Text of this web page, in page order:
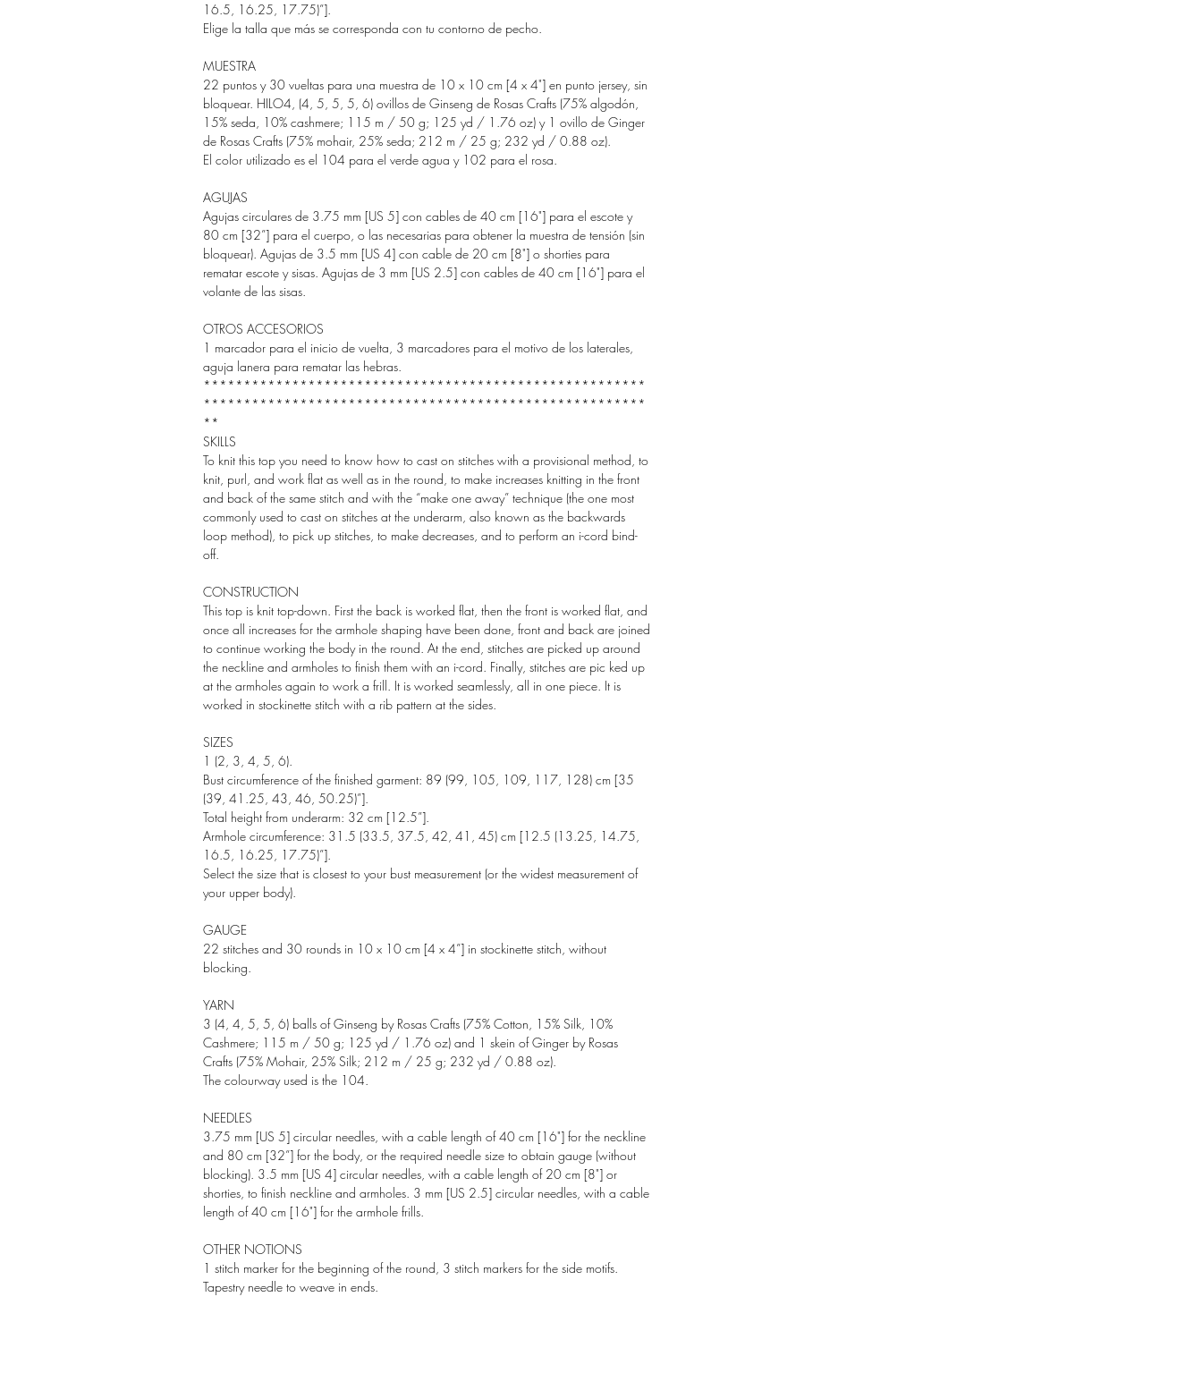
16.5, 16.25, 17.75)”].
Elige la talla que más se corresponda con tu contorno de pecho.
MUESTRA
22 puntos y 30 vueltas para una muestra de 10 x 10 cm [4 x 4"] en punto jersey, sin
bloquear. HILO4, (4, 5, 5, 5, 6) ovillos de Ginseng de Rosas Crafts (75% algodón,
15% seda, 10% cashmere; 115 m / 50 g; 125 yd / 1.76 oz) y 1 ovillo de Ginger
de Rosas Crafts (75% mohair, 25% seda; 212 m / 25 g; 232 yd / 0.88 oz).
El color utilizado es el 104 para el verde agua y 102 para el rosa.
AGUJAS
Agujas circulares de 3.75 mm [US 5] con cables de 40 cm [16"] para el escote y
80 cm [32”] para el cuerpo, o las necesarias para obtener la muestra de tensión (sin
bloquear). Agujas de 3.5 mm [US 4] con cable de 20 cm [8"] o shorties para
rematar escote y sisas. Agujas de 3 mm [US 2.5] con cables de 40 cm [16"] para el
volante de las sisas.
OTROS ACCESORIOS
1 marcador para el inicio de vuelta, 3 marcadores para el motivo de los laterales,
aguja lanera para rematar las hebras.
*******************************************************
*******************************************************
**
SKILLS
To knit this top you need to know how to cast on stitches with a provisional method, to
knit, purl, and work flat as well as in the round, to make increases knitting in the front
and back of the same stitch and with the “make one away” technique (the one most
commonly used to cast on stitches at the underarm, also known as the backwards
loop method), to pick up stitches, to make decreases, and to perform an i-cord bind-
off.
CONSTRUCTION
This top is knit top-down. First the back is worked flat, then the front is worked flat, and
once all increases for the armhole shaping have been done, front and back are joined
to continue working the body in the round. At the end, stitches are picked up around
the neckline and armholes to finish them with an i-cord. Finally, stitches are pic ked up
at the armholes again to work a frill. It is worked seamlessly, all in one piece. It is
worked in stockinette stitch with a rib pattern at the sides.
SIZES
1 (2, 3, 4, 5, 6).
Bust circumference of the finished garment: 89 (99, 105, 109, 117, 128) cm [35
(39, 41.25, 43, 46, 50.25)”].
Total height from underarm: 32 cm [12.5”].
Armhole circumference: 31.5 (33.5, 37.5, 42, 41, 45) cm [12.5 (13.25, 14.75,
16.5, 16.25, 17.75)”].
Select the size that is closest to your bust measurement (or the widest measurement of
your upper body).
GAUGE
22 stitches and 30 rounds in 10 x 10 cm [4 x 4”] in stockinette stitch, without
blocking.
YARN
3 (4, 4, 5, 5, 6) balls of Ginseng by Rosas Crafts (75% Cotton, 15% Silk, 10%
Cashmere; 115 m / 50 g; 125 yd / 1.76 oz) and 1 skein of Ginger by Rosas
Crafts (75% Mohair, 25% Silk; 212 m / 25 g; 232 yd / 0.88 oz).
The colourway used is the 104.
NEEDLES
3.75 mm [US 5] circular needles, with a cable length of 40 cm [16"] for the neckline
and 80 cm [32”] for the body, or the required needle size to obtain gauge (without
blocking). 3.5 mm [US 4] circular needles, with a cable length of 20 cm [8"] or
shorties, to finish neckline and armholes. 3 mm [US 2.5] circular needles, with a cable
length of 40 cm [16"] for the armhole frills.
OTHER NOTIONS
1 stitch marker for the beginning of the round, 3 stitch markers for the side motifs.
Tapestry needle to weave in ends.